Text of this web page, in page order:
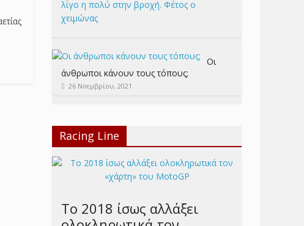
λίγο η πολύ στην βροχή. Φέτος ο
χειμώνας
Οι
άνθρωποι κάνουν τους τόπους;
26 Νοεμβρίου, 2021
Racing Line
Το 2018 ίσως αλλάξει